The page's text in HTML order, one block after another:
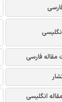
فارسی
انگلیسی